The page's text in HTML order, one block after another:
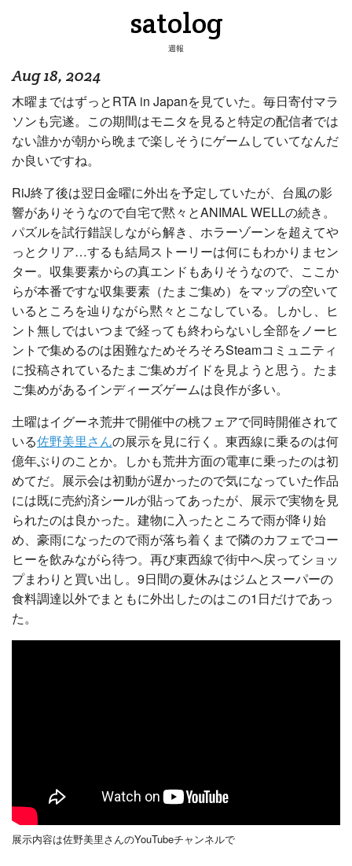
satolog
週報
Aug 18, 2024
木曜まではずっとRTA in Japanを見ていた。毎日寄付マラ
ソンも完遂。この期間はモニタを見ると特定の配信者では
ない誰かが朝から晩まで楽しそうにゲームしていてなんだ
か良いですね。
RiJ終了後は翌日金曜に外出を予定していたが、台風の影
響がありそうなので自宅で黙々とANIMAL WELLの続き。
パズルを試行錯誤しながら解き、ホラーゾーンを超えてや
っとクリア…するも結局ストーリーは何にもわかりまセン
ター。収集要素からの真エンドもありそうなので、ここか
らが本番ですな収集要素（たまご集め）をマップの空いて
いるところを辿りながら黙々とこなしている。しかし、ヒ
ント無しではいつまで経っても終わらないし全部をノーヒ
ントで集めるのは困難なためそろそろSteamコミュニティ
に投稿されているたまご集めガイドを見ようと思う。たま
ご集めがあるインディーズゲームは良作が多い。
土曜はイグーネ荒井で開催中の桃フェアで同時開催されて
いる佐野美里さんの展示を見に行く。東西線に乗るのは何
億年ぶりのことか。しかも荒井方面の電車に乗ったのは初
めてだ。展示会は初動が遅かったので気になっていた作品
には既に売約済シールが貼ってあったが、展示で実物を見
られたのは良かった。建物に入ったところで雨が降り始
め、豪雨になったので雨が落ち着くまで隣のカフェでコー
ヒーを飲みながら待つ。再び東西線で街中へ戻ってショッ
プまわりと買い出し。9日間の夏休みはジムとスーパーの
食料調達以外でまともに外出したのはこの1日だけであっ
た。
展示内容は佐野美里さんのYouTubeチャンネルで